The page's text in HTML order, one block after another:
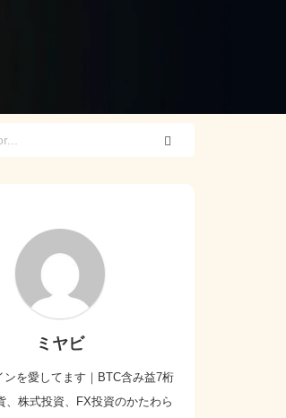
ミヤビ
ンを愛してます｜BTC含み益7桁
、株式投資、FX投資のかたわら